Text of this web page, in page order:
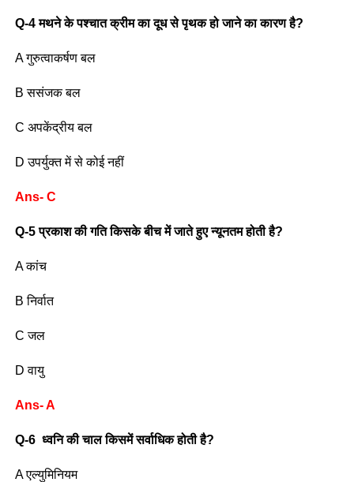
Q-4 मथने के पश्चात क्रीम का दूध से पृथक हो जाने का कारण है?
A गुरुत्वाकर्षण बल
B ससंजक बल
C अपकेंद्रीय बल
D उपर्युक्त में से कोई नहीं
Ans- C
Q-5 प्रकाश की गति किसके बीच में जाते हुए न्यूनतम होती है?
A कांच
B निर्वात
C जल
D वायु
Ans- A
Q-6 ध्वनि की चाल किसमें सर्वाधिक होती है?
A एल्युमिनियम